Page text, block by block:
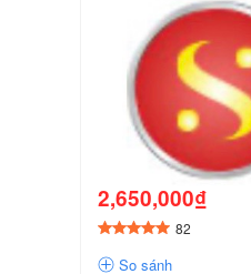
2,650,000₫
82
So sánh